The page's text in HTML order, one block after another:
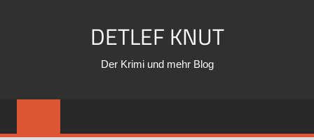
DETLEF KNUT
Der Krimi und mehr Blog